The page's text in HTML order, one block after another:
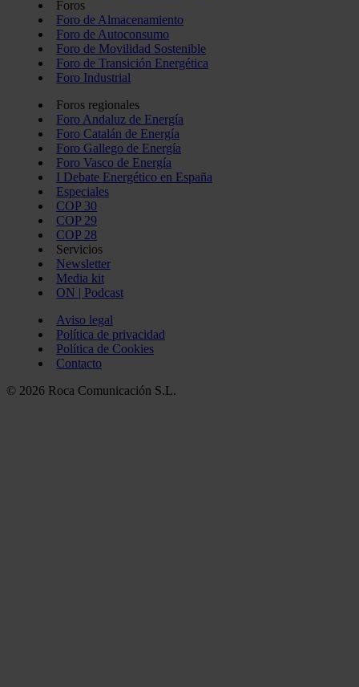
Foros
Foro de Almacenamiento
Foro de Autoconsumo
Foro de Movilidad Sostenible
Foro de Transición Energética
Foro Industrial
Foros regionales
Foro Andaluz de Energía
Foro Catalán de Energía
Foro Gallego de Energía
Foro Vasco de Energía
I Debate Energético en España
Especiales
COP 30
COP 29
COP 28
Servicios
Newsletter
Media kit
ON | Podcast
Aviso legal
Política de privacidad
Política de Cookies
Contacto
© 2026 Roca Comunicación S.L.